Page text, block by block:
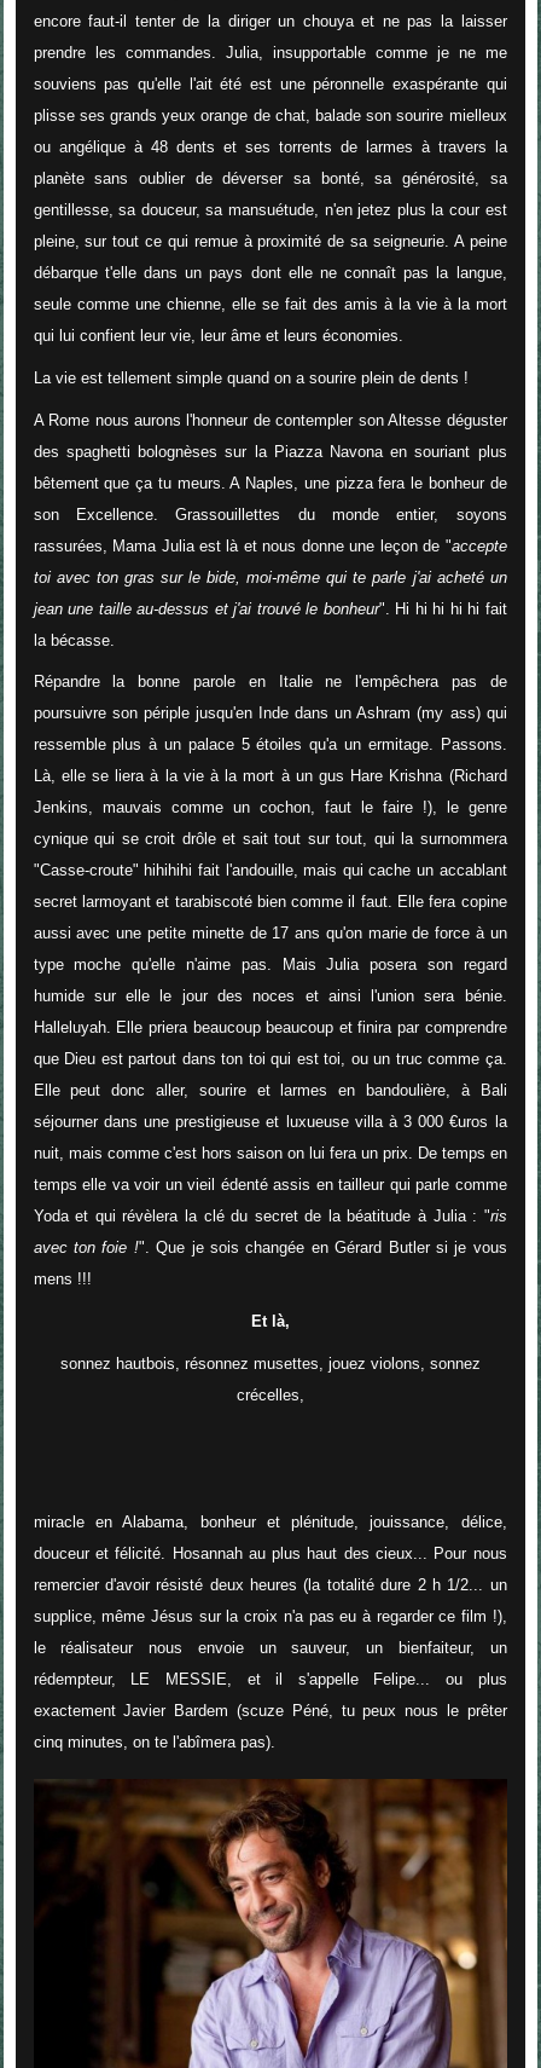
encore faut-il tenter de la diriger un chouya et ne pas la laisser
prendre les commandes. Julia, insupportable comme je ne me
souviens pas qu'elle l'ait été est une péronnelle exaspérante qui
plisse ses grands yeux orange de chat, balade son sourire mielleux
ou angélique à 48 dents et ses torrents de larmes à travers la
planète sans oublier de déverser sa bonté, sa générosité, sa
gentillesse, sa douceur, sa mansuétude, n'en jetez plus la cour est
pleine, sur tout ce qui remue à proximité de sa seigneurie. A peine
débarque t'elle dans un pays dont elle ne connaît pas la langue,
seule comme une chienne, elle se fait des amis à la vie à la mort
qui lui confient leur vie, leur âme et leurs économies.
La vie est tellement simple quand on a sourire plein de dents !
A Rome nous aurons l'honneur de contempler son Altesse déguster
des spaghetti bolognèses sur la Piazza Navona en souriant plus
bêtement que ça tu meurs. A Naples, une pizza fera le bonheur de
son Excellence. Grassouillettes du monde entier, soyons
rassurées, Mama Julia est là et nous donne une leçon de "accepte
toi avec ton gras sur le bide, moi-même qui te parle j'ai acheté un
jean une taille au-dessus et j'ai trouvé le bonheur". Hi hi hi hi hi fait
la bécasse.
Répandre la bonne parole en Italie ne l'empêchera pas de
poursuivre son périple jusqu'en Inde dans un Ashram (my ass) qui
ressemble plus à un palace 5 étoiles qu'a un ermitage. Passons.
Là, elle se liera à la vie à la mort à un gus Hare Krishna (Richard
Jenkins, mauvais comme un cochon, faut le faire !), le genre
cynique qui se croit drôle et sait tout sur tout, qui la surnommera
"Casse-croute" hihihihi fait l'andouille, mais qui cache un accablant
secret larmoyant et tarabiscoté bien comme il faut. Elle fera copine
aussi avec une petite minette de 17 ans qu'on marie de force à un
type moche qu'elle n'aime pas. Mais Julia posera son regard
humide sur elle le jour des noces et ainsi l'union sera bénie.
Halleluyah. Elle priera beaucoup beaucoup et finira par comprendre
que Dieu est partout dans ton toi qui est toi, ou un truc comme ça.
Elle peut donc aller, sourire et larmes en bandoulière, à Bali
séjourner dans une prestigieuse et luxueuse villa à 3 000 €uros la
nuit, mais comme c'est hors saison on lui fera un prix. De temps en
temps elle va voir un vieil édenté assis en tailleur qui parle comme
Yoda et qui révèlera la clé du secret de la béatitude à Julia : "ris
avec ton foie !". Que je sois changée en Gérard Butler si je vous
mens !!!
Et là,
sonnez hautbois, résonnez musettes, jouez violons, sonnez
crécelles,
miracle en Alabama, bonheur et plénitude, jouissance, délice,
douceur et félicité. Hosannah au plus haut des cieux... Pour nous
remercier d'avoir résisté deux heures (la totalité dure 2 h 1/2... un
supplice, même Jésus sur la croix n'a pas eu à regarder ce film !),
le réalisateur nous envoie un sauveur, un bienfaiteur, un
rédempteur, LE MESSIE, et il s'appelle Felipe... ou plus
exactement Javier Bardem (scuze Péné, tu peux nous le prêter
cinq minutes, on te l'abîmera pas).